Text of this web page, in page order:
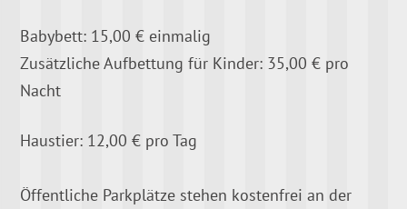
Babybett: 15,00 € einmalig
Zusätzliche Aufbettung für Kinder: 35,00 € pro
Nacht
Haustier: 12,00 € pro Tag
Öffentliche Parkplätze stehen kostenfrei an der